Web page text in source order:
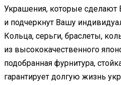
Украшения, которые
и подчеркнут Вашу
Кольца, серьги, браслеты,
из высококачественного
подобранная фурнитура,
гарантирует долгую жизнь